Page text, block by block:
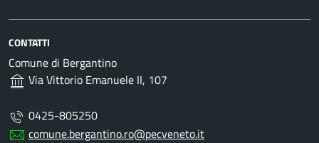
CONTATTI
Comune di Bergantino
Via Vittorio Emanuele II, 107
0425-805250
comune.bergantino.ro@pecveneto.it